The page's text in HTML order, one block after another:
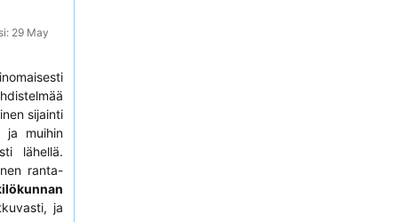
29 May
sijainti
ja muihin
lähellä.
ranta-
ja